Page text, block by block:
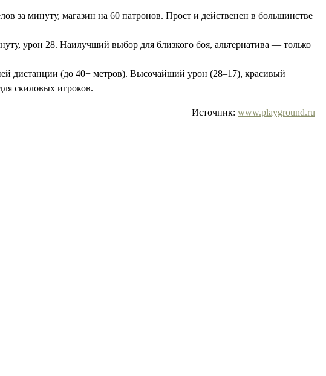
за минуту, магазин на 60 патронов. Прост и действенен в большинстве
урон 28. Наилучший выбор для близкого боя, альтернатива — только
дистанции (до 40+ метров). Высочайший урон (28–17), красивый
скиловых игроков.
Источник: www.playground.ru